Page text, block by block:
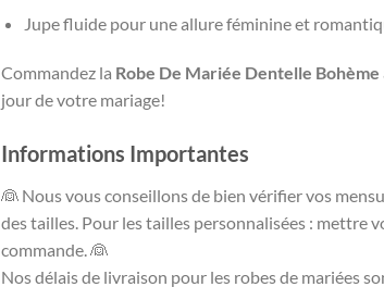
Jupe fluide pour une allure féminine et
Commandez la Robe De Mariée Dentelle Bohème
jour de votre mariage!
Informations Importantes
👰 Nous vous conseillons de bien vérifier vos
des tailles. Pour les tailles personnalisées : mettre
commande. 👰
Nos délais de livraison pour les robes de mariées